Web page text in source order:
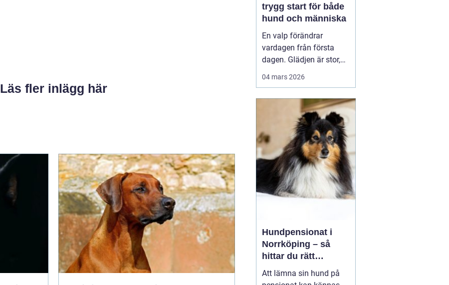
Läs fler inlägg här
trygg start för både
hund och människa
En valp förändrar
vardagen från första
dagen. Glädjen är stor,
följsam och social hund.
En genomtänktvalpkurs
upsala
ger både valp
och äga...
04 mars 2026
Hundpensionat i
Norrköping – så
hittar du rätt
omsorg för din hund
Att lämna sin hund på